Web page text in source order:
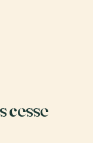
cesse